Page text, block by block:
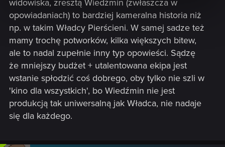
widowiska, zresztą Wiedźmin (zwłaszcza w
opowiadaniach) to bardziej kameralna historia niż
np. w takim Władcy Pierścieni. W samej sadze też
mamy trochę potworków, kilka większych bitew,
ale to nadal zupełnie inny typ opowieści. Sądzę
że mniejszy budżet + utalentowana ekipa jest
wstanie spłodzić coś dobrego, oby tylko nie szli w
'kino dla wszystkich', bo Wiedźmin nie jest
produkcją tak uniwersalną jak Władca, nie nadaje
się dla każdego.